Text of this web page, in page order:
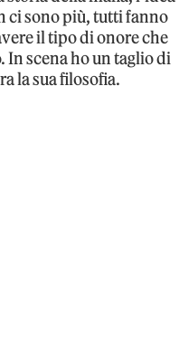
ci sono più, tutti fanno
il tipo di onore che
In scena ho un taglio di
la sua filosofia.